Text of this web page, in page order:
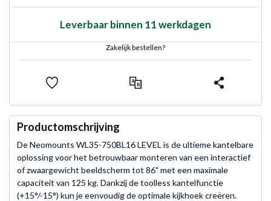
Leverbaar binnen 11 werkdagen
Zakelijk bestellen?
Productomschrijving
De Neomounts WL35-750BL16 LEVEL is de ultieme kantelbare
oplossing voor het betrouwbaar monteren van een interactief
of zwaargewicht beeldscherm tot 86" met een maximale
capaciteit van 125 kg. Dankzij de toolless kantelfunctie
(+15°/-15°) kun je eenvoudig de optimale kijkhoek creëren.